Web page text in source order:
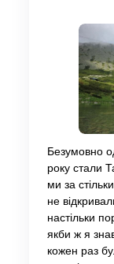
Безумовно
року стали
ми за
не
настільки
якби ж я
кожен раз